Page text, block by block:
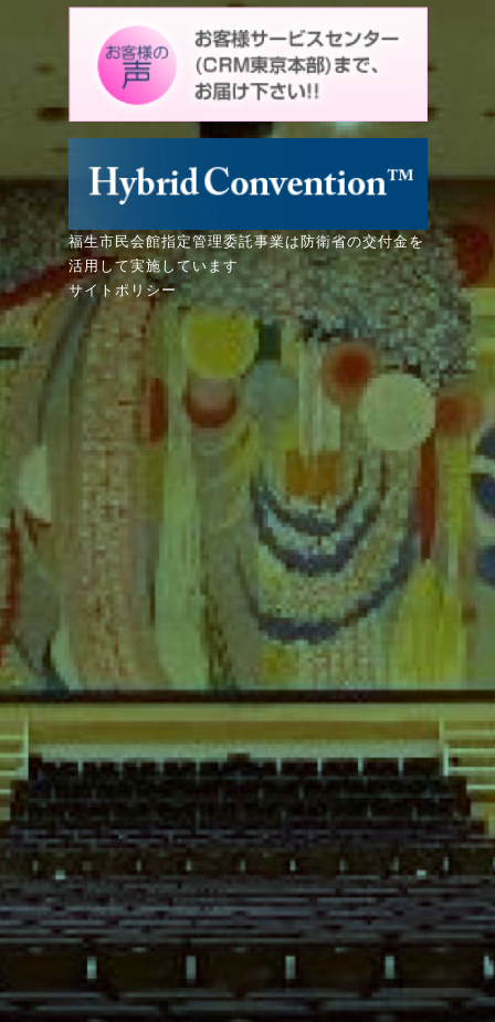
福生市民会館指定管理委託事業は防衛省の交付金を
活用して実施しています
サイトポリシー